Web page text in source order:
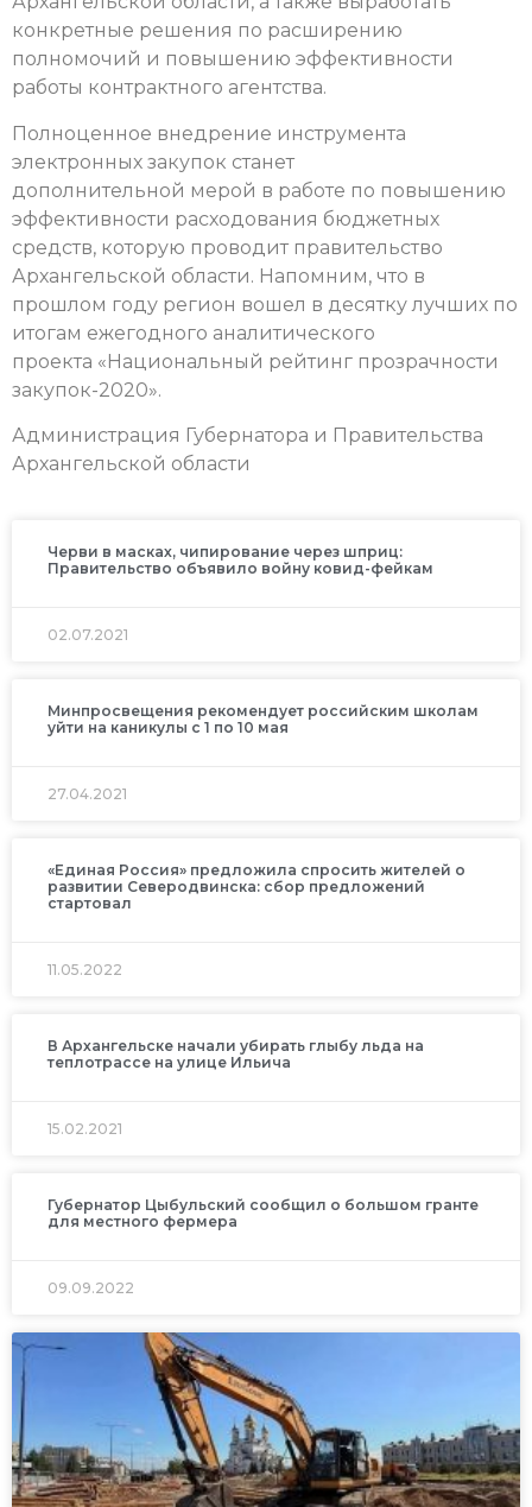
конкретные решения по расширению
полномочий и повышению эффективности
работы контрактного агентства.
Полноценное внедрение инструмента
электронных закупок станет
дополнительной мерой в работе по повышению
эффективности расходования бюджетных
средств, которую проводит правительство
Архангельской области. Напомним, что в
прошлом году регион вошел в десятку лучших по
итогам ежегодного аналитического
проекта «Национальный рейтинг прозрачности
закупок-2020».
Администрация Губернатора и Правительства
Архангельской области
Черви в масках, чипирование через шприц:
Правительство объявило войну ковид-фейкам
02.07.2021
Минпросвещения рекомендует российским школам
уйти на каникулы с 1 по 10 мая
27.04.2021
«Единая Россия» предложила спросить жителей о
развитии Северодвинска: сбор предложений
стартовал
11.05.2022
В Архангельске начали убирать глыбу льда на
теплотрассе на улице Ильича
15.02.2021
Губернатор Цыбульский сообщил о большом гранте
для местного фермера
09.09.2022